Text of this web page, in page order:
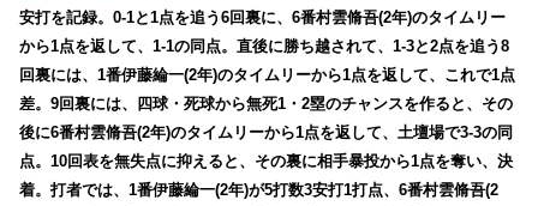
安打を記録。0-1と1点を追う6回裏に、6番村雲脩吾(2年)のタイムリー
から1点を返して、1-1の同点。直後に勝ち越されて、1-3と2点を追う8
回裏には、1番伊藤綸一(2年)のタイムリーから1点を返して、これで1点
差。9回裏には、四球・死球から無死1・2塁のチャンスを作ると、その
後に6番村雲脩吾(2年)のタイムリーから1点を返して、土壇場で3-3の同
点。10回表を無失点に抑えると、その裏に相手暴投から1点を奪い、決
着。打者では、1番伊藤綸一(2年)が5打数3安打1打点、6番村雲脩吾(2